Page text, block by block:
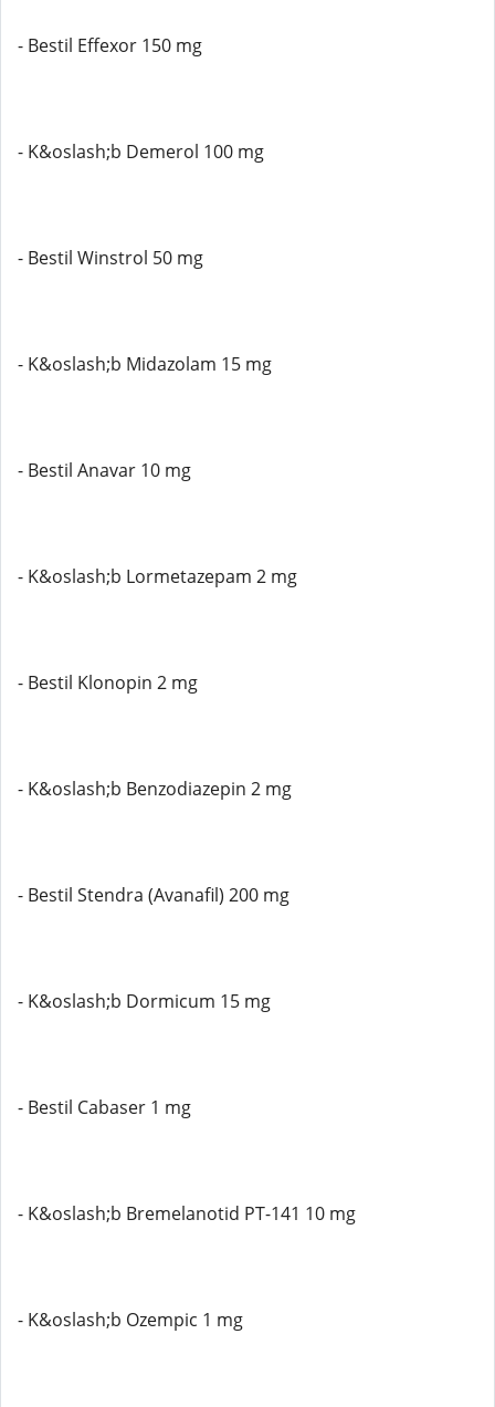
- Bestil Effexor 150 mg
- K&oslash;b Demerol 100 mg
- Bestil Winstrol 50 mg
- K&oslash;b Midazolam 15 mg
- Bestil Anavar 10 mg
- K&oslash;b Lormetazepam 2 mg
- Bestil Klonopin 2 mg
- K&oslash;b Benzodiazepin 2 mg
- Bestil Stendra (Avanafil) 200 mg
- K&oslash;b Dormicum 15 mg
- Bestil Cabaser 1 mg
- K&oslash;b Bremelanotid PT-141 10 mg
- K&oslash;b Ozempic 1 mg